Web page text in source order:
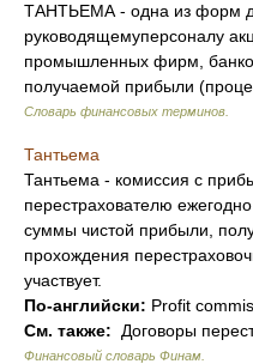
ТАНТЬЕМА - одна из форм
руководящемуперсоналу
промышленных фирм,
получаемой прибыли
Словарь финансовых терминов
Тантьема
Тантьема - комиссия с
перестрахователю
суммы чистой прибыли,
прохождения
участвует.
По-английски: Profit
См. также: Договоры
Финансовый словарь Финам